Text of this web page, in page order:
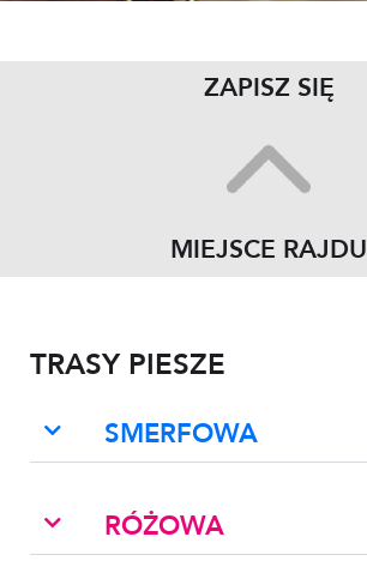
ZAPISZ SIĘ
MIEJSCE RAJDU
TRASY PIESZE
SMERFOWA
RÓŻOWA